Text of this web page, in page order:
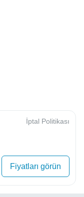
İptal Politikası
Fiyatları görün